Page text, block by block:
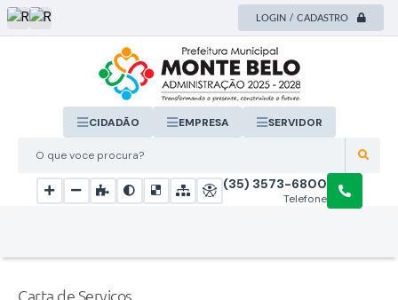
LOGIN / CADASTRO
O que voce procura?
CIDADÃO EMPRESA SERVIDOR
Telefone
(35) 3573-6800
Carta de Serviços